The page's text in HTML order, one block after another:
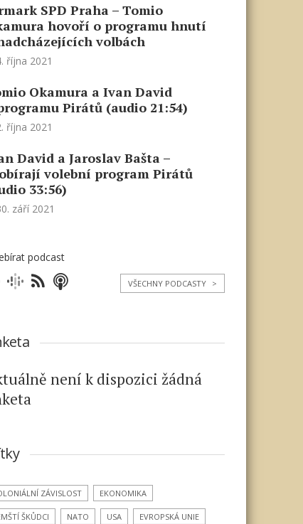
SPD Praha – Tomio
hovoří o programu hnutí
volbách
října 2021
Okamura a Ivan David
Pirátů (audio 21:54)
října 2021
David a Jaroslav Bašta –
volební program Pirátů
33:56)
září 2021
podcast
VŠECHNY PODCASTY >
není k dispozici žádná
ZÁVISLOST EKONOMIKA
ŠKŮDCI NATO USA EVROPSKÁ UNIE